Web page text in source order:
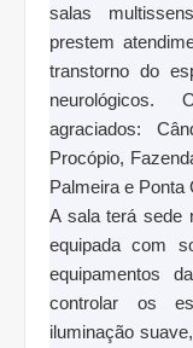
salas
prestem
transtorno do
neurológicos.
agraciados:
Procópio,
Palmeira e Ponta
A sala terá sede
equipada com
equipamentos
controlar os
iluminação